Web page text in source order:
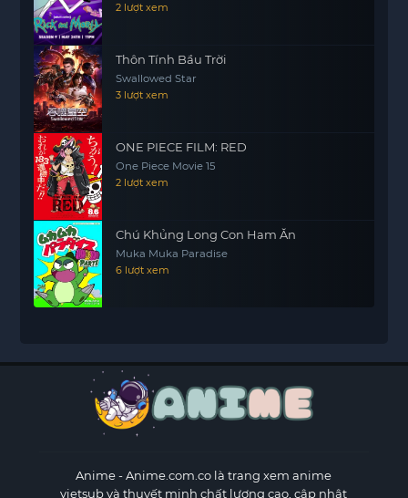
2 lượt xem
Thôn Tính Bầu Trời
Swallowed Star
3 lượt xem
ONE PIECE FILM: RED
One Piece Movie 15
2 lượt xem
Chú Khủng Long Con Ham Ăn
Muka Muka Paradise
6 lượt xem
Anime- Anime.com.co là trang xem anime
vietsub và thuyết minh chất lượng cao, cập nhật